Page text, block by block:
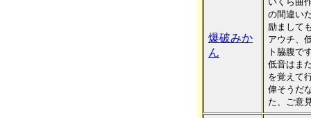
爆破みか
ん
の間違い
励まして
アウチ、
ト脇腹で
低音はま
を覚えて
偉そうだ
た、ご意